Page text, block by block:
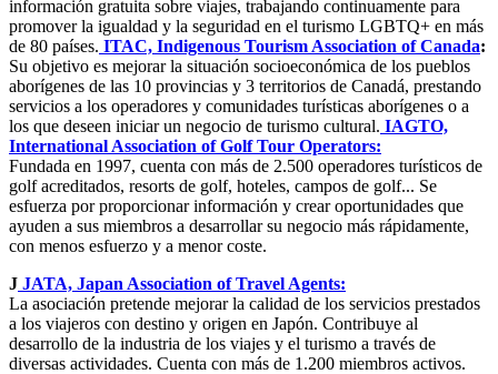
información gratuita sobre viajes, trabajando continuamente para
promover la igualdad y la seguridad en el turismo LGBTQ+ en más
de 80 países. ITAC, Indigenous Tourism Association of Canada:
Su objetivo es mejorar la situación socioeconómica de los pueblos
aborígenes de las 10 provincias y 3 territorios de Canadá, prestando
servicios a los operadores y comunidades turísticas aborígenes o a
los que deseen iniciar un negocio de turismo cultural. IAGTO,
International Association of Golf Tour Operators:
Fundada en 1997, cuenta con más de 2.500 operadores turísticos de
golf acreditados, resorts de golf, hoteles, campos de golf... Se
esfuerza por proporcionar información y crear oportunidades que
ayuden a sus miembros a desarrollar su negocio más rápidamente,
con menos esfuerzo y a menor coste.
J JATA, Japan Association of Travel Agents:
La asociación pretende mejorar la calidad de los servicios prestados
a los viajeros con destino y origen en Japón. Contribuye al
desarrollo de la industria de los viajes y el turismo a través de
diversas actividades. Cuenta con más de 1.200 miembros activos.